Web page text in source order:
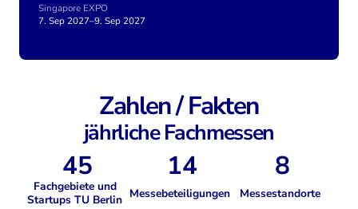
Singapore EXPO
7. Sep 2027–9. Sep 2027
Zahlen / Fakten
jährliche Fachmessen
45
Fachgebiete und
Start­ups TU Berlin
14
Messebeteiligungen
8
Messestandorte